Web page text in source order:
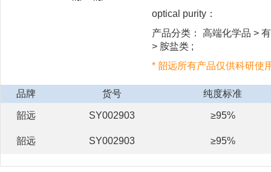
optical purity：
产品分类： 高端化学品 >
> 胺盐类 ;
* 韶远所有产品仅供科研使
品牌 货号 纯度标准
韶远 SY002903 ≥95%
韶远 SY002903 ≥95%